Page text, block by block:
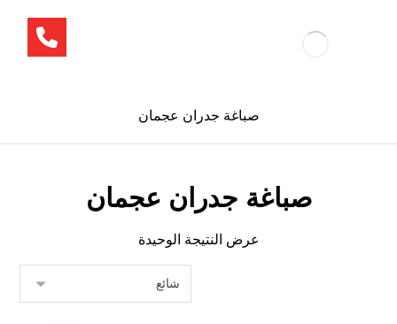
صباغة جدران عجمان
صباغة جدران عجمان
عرض النتيجة الوحيدة